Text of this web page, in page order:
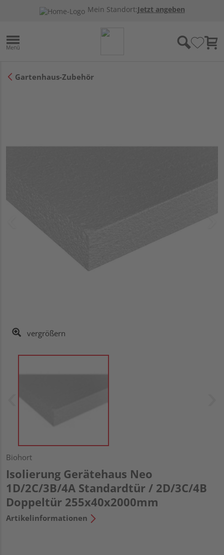
Mein Standort:Jetzt angeben
Gartenhaus-Zubehör
vergrößern
Biohort
Isolierung Gerätehaus Neo
1D/2C/3B/4A Standardtür / 2D/3C/4B
Doppeltür 255x40x2000mm
Artikelinformationen